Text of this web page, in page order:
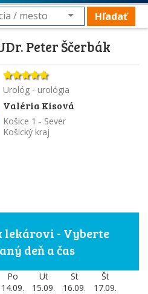
Hľadať
Peter Ščerbák
Urológ - urológia
Valéria Kisová
Košice 1 - Sever
Košický kraj
lekárovi - Vyberte
deň a čas
Po
14.09.
Ut
15.09.
St
16.09.
Št
17.09.